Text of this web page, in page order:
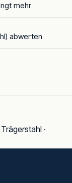
mehr
abwerten
·